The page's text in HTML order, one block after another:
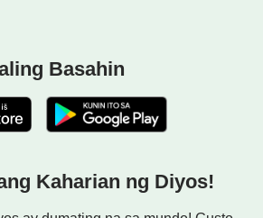
Basahin
Kaharian ng Diyos!